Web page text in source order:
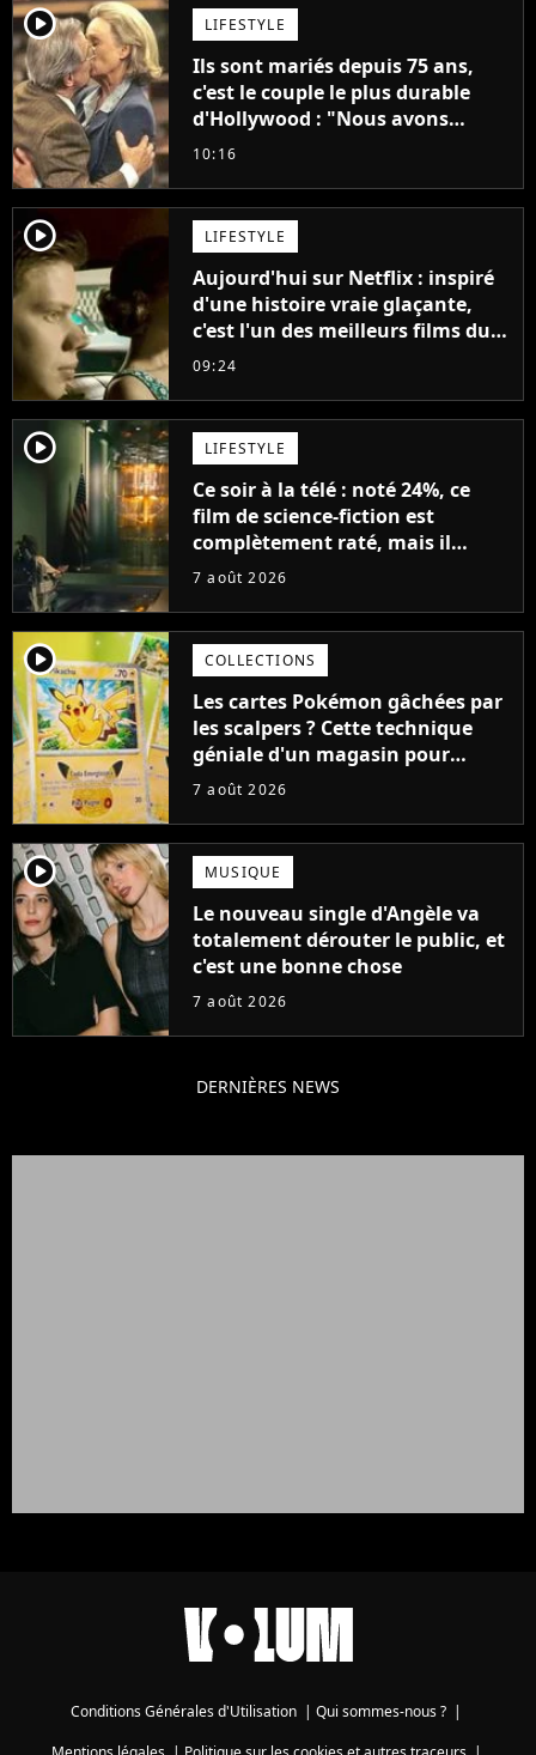
player2 LIFESTYLE
Ils sont mariés depuis 75 ans,
c'est le couple le plus durable
d'Hollywood : "Nous avons
avancé jour après jour, et les
décennies"
10:16
player2 LIFESTYLE
Aujourd'hui sur Netflix : inspiré
d'une histoire vraie glaçante,
c'est l'un des meilleurs films du
21ème siècle
09:24
player2 LIFESTYLE
Ce soir à la télé : noté 24%, ce
film de science-fiction est
complètement raté, mais il
aurait pu être encore pire à
7 août 2026
player2 COLLECTIONS
Les cartes Pokémon gâchées par
les scalpers ? Cette technique
géniale d'un magasin pour
ruiner les revendeurs
7 août 2026
player2 MUSIQUE
Le nouveau single d'Angèle va
totalement dérouter le public, et
c'est une bonne chose
7 août 2026
DERNIÈRES NEWS
Conditions Générales d'Utilisation | Qui sommes-nous ? |